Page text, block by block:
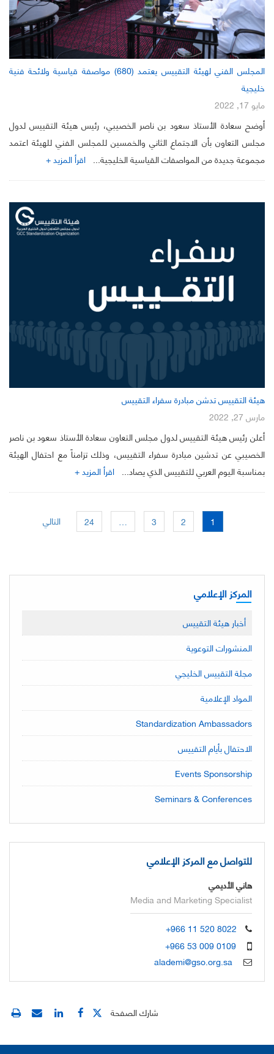
المجلس الفني لهيئة التقييس يعتمد (680) مواصفة قياسية ولائحة فنية
خليجية
مايو 17, 2022
أوضح سعادة الأستاذ سعود بن ناصر الخصيبي، رئيس هيئة التقييس لدول
مجلس التعاون بأن الاجتماع الثاني والخمسين للمجلس الفني للهيئة اعتمد
مجموعة جديدة من المواصفات القياسية الخليجية... اقرأ المزيد +
هيئة التقييس تدشن مبادرة سفراء التقييس
مارس 27, 2022
أعلن رئيس هيئة التقييس لدول مجلس التعاون سعادة الأستاذ سعود بن ناصر
الخصيبي عن تدشين مبادرة سفراء التقييس، وذلك تزامناً مع احتفال الهيئة
بمناسبة اليوم العربي للتقييس الذي يصاد... اقرأ المزيد +
1
2
3
…
24 التالي
المركز الإعلامي
أخبار هيئة التقييس
المنشورات التوعوية
مجلة التقييس الخليجي
المواد الإعلامية
Standardization Ambassadors
الاحتفال بأيام التقييس
Events Sponsorship
Seminars & Conferences
للتواصل مع المركز الإعلامي
هاني الأديمي
Media and Marketing Specialist
+966 11 520 8022
+966 53 009 0109
alademi@gso.org.sa
شارك الصفحة